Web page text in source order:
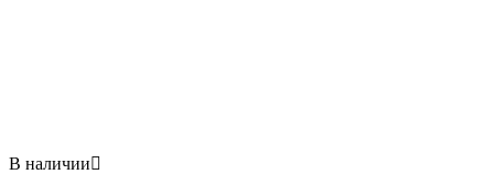
В наличии